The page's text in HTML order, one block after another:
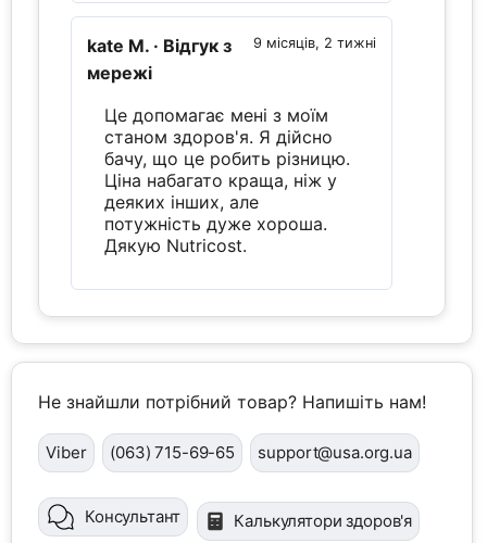
9 місяців, 2 тижні
kate M. · Відгук з
мережі
Це допомагає мені з моїм
станом здоров'я. Я дійсно
бачу, що це робить різницю.
Ціна набагато краща, ніж у
деяких інших, але
потужність дуже хороша.
Дякую Nutricost.
Не знайшли потрібний товар? Напишіть нам!
Viber (063) 715-69-65 support@usa.org.ua
Консультант Калькулятори здоров'я